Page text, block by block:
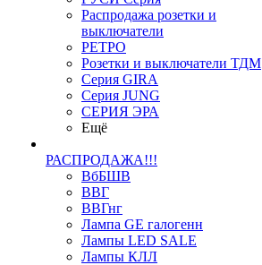
Распродажа розетки и
выключатели
РЕТРО
Розетки и выключатели ТДМ
Серия GIRA
Серия JUNG
СЕРИЯ ЭРА
Ещё
РАСПРОДАЖА!!!
ВбБШВ
ВВГ
ВВГнг
Лампа GE галогенн
Лампы LED SALE
Лампы КЛЛ